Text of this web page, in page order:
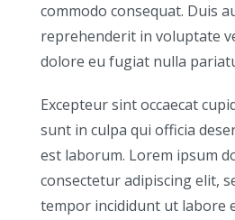
commodo consequat. Duis
reprehenderit in voluptate
dolore eu fugiat nulla
Excepteur sint occaecat
sunt in culpa qui officia
est laborum. Lorem ipsum
consectetur adipiscing elit,
tempor incididunt ut labore